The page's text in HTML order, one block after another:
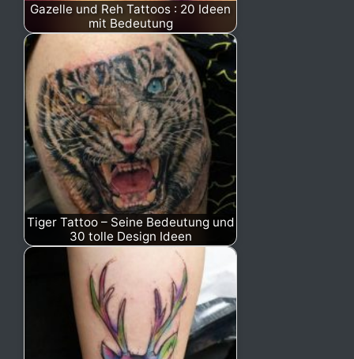
Gazelle und Reh Tattoos : 20 Ideen
mit Bedeutung
Tiger Tattoo – Seine Bedeutung und
30 tolle Design Ideen